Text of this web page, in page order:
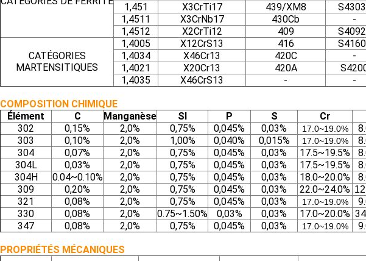
1,451
X3CrTi17 439/XM8
1,4511
X3CrNb17 430Cb -
1,4512
X2CrTi12 409
CATÉGORIES
MARTENSITIQUES
1,4005 X12CrS13 416
1,4034
X46Cr13 420C -
1,4021
X20Cr13 420A
1,4035
X46CrS13 - -
COMPOSITION CHIMIQUE
Élément
C Manganèse SI P S Cr
302 0,15% 2,0% 0,75% 0,045% 0,03% 17.0~19.0%
303
0,10% 2,0% 1,00% 0,040% 0,015% 17.0~19.0%
304
0,07% 2,0% 0,75% 0,045% 0,03% 17.5~19.5%
304L
0,03% 2,0% 0,75% 0,045% 0,03% 17.5~19.5%
304H
0.04~0.10% 2,0% 0,75% 0,045% 0,03% 18.0~20.0%
309
0,20% 2,0% 0,75% 0,045% 0,03% 22.0~24.0%
321
0,08% 2,0% 0,75% 0,045% 0,03% 17.0~19.0%
330
0,08% 2,0% 0.75~1.50% 0,03% 0,03% 17.0~20.0%
347
0,08% 2,0% 0,75% 0,045% 0,03% 17.0~19.0%
PROPRIÉTÉS MÉCANIQUES